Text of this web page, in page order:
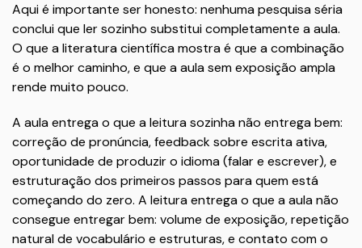
Aqui é importante ser honesto: nenhuma pesquisa séria
conclui que ler sozinho substitui completamente a aula.
O que a literatura científica mostra é que a combinação
é o melhor caminho, e que a aula sem exposição ampla
rende muito pouco.
A aula entrega o que a leitura sozinha não entrega bem:
correção de pronúncia, feedback sobre escrita ativa,
oportunidade de produzir o idioma (falar e escrever), e
estruturação dos primeiros passos para quem está
começando do zero. A leitura entrega o que a aula não
consegue entregar bem: volume de exposição, repetição
natural de vocabulário e estruturas, e contato com o